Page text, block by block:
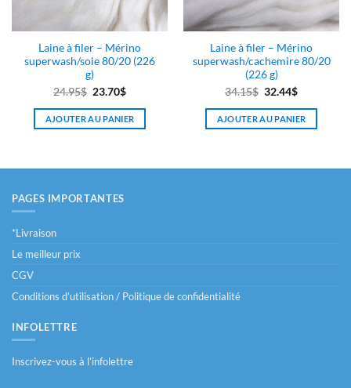
Laine à filer – Mérino
superwash/soie 80/20 (226
g)
24.95$ Le
prix
initial
23.70$Le
prix
actuel
AJOUTER AU PANIER
Laine à filer – Mérino
superwash/cachemire 80/20
(226 g)
34.15$ Le
prix
initial
32.44$Le
prix
actuel
AJOUTER AU PANIER
PAGES IMPORTANTES
*Livraison
Le meilleur prix
CGV
Conditions d’utilisation / Politique de confidentialité
INFOLETTRE
Inscrivez-vous à l’infolettre